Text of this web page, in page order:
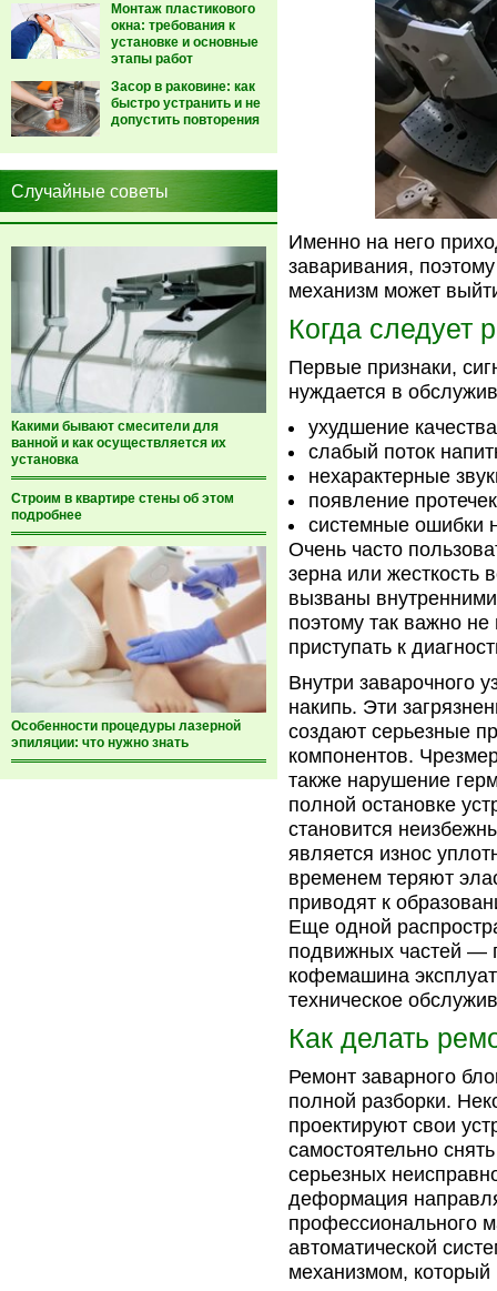
Монтаж пластикового
окна: требования к
установке и основные
этапы работ
Засор в раковине: как
быстро устранить и не
допустить повторения
Случайные советы
Какими бывают смесители для
ванной и как осуществляется их
установка
Строим в квартире стены об этом
подробнее
Особенности процедуры лазерной
эпиляции: что нужно знать
Именно на него
заваривания,
механизм может
Когда следует
Первые признаки,
нуждается в
ухудшение
слабый поток
нехарактерные
появление
системные ошибки
Очень часто
зерна или жесткость
вызваны
поэтому так важно
приступать к
Внутри заварочного
накипь. Эти
создают серьезные
компонентов.
также нарушение
полной остановке
становится
является износ
временем теряют
приводят к
Еще одной
подвижных частей —
кофемашина
техническое
Как делать
Ремонт заварного
полной разборки.
проектируют свои
самостоятельно
серьезных
деформация
профессионального
автоматической
механизмом,